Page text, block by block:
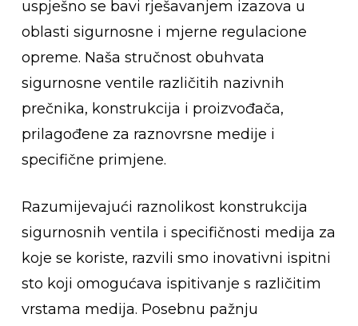
uspješno se bavi rješavanjem izazova u
oblasti sigurnosne i mjerne regulacione
opreme. Naša stručnost obuhvata
sigurnosne ventile različitih nazivnih
prečnika, konstrukcija i proizvođača,
prilagođene za raznovrsne medije i
specifične primjene.
Razumijevajući raznolikost konstrukcija
sigurnosnih ventila i specifičnosti medija za
koje se koriste, razvili smo inovativni ispitni
sto koji omogućava ispitivanje s različitim
vrstama medija. Posebnu pažnju